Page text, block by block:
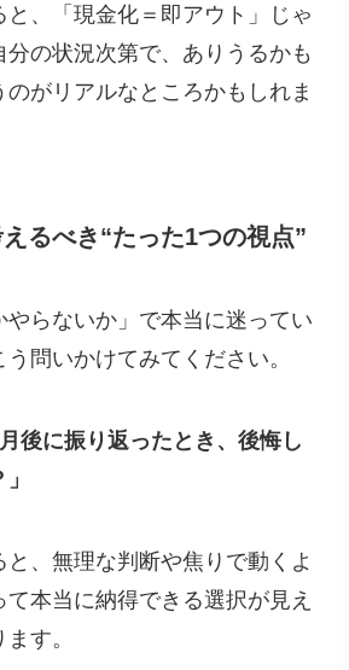
と、「現金化＝即アウト」じゃ
の状況次第で、ありうるかも
のがリアルなところかもしれま
るべき“たった1つの視点”
やらないか」で本当に迷ってい
問いかけてみてください。
後に振り返ったとき、後悔し
と、無理な判断や焦りで動くよ
て本当に納得できる選択が見え
す。